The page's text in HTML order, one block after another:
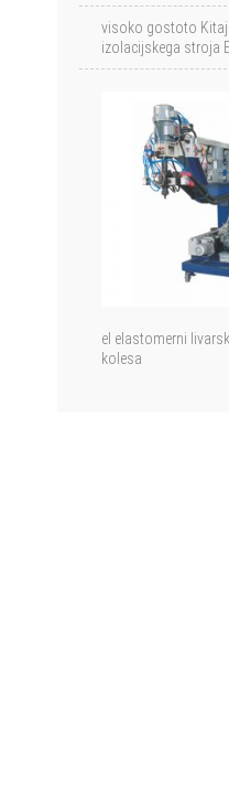
visoko gostoto
izolacijskega stroja
el elastomerni
kolesa